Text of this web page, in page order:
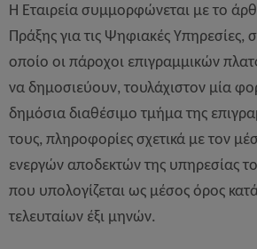
Η Εταιρεία συμμορφώνεται με το
Πράξης για τις Ψηφιακές
οποίο οι πάροχοι επιγραμμικών
να δημοσιεύουν, τουλάχιστον μία
δημόσια διαθέσιμο τμήμα της
τους, πληροφορίες σχετικά με τον
ενεργών αποδεκτών της υπηρεσίας
που υπολογίζεται ως μέσος όρος
τελευταίων έξι μηνών.